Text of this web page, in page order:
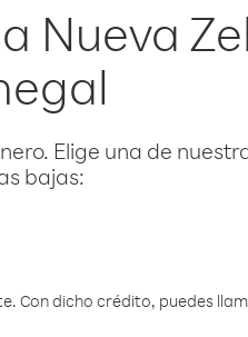
Nueva
Elige una de
bajas:
Con dicho crédito, puedes